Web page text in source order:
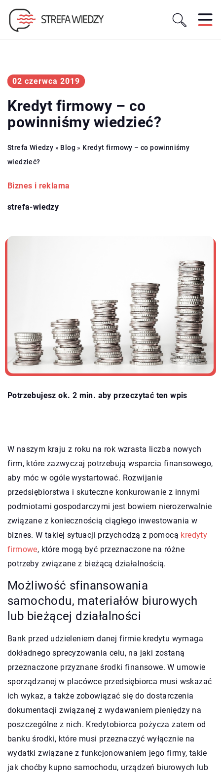
02 czerwca 2019
Kredyt firmowy – co
powinniśmy wiedzieć?
Strefa Wiedzy » Blog » Kredyt firmowy – co powinniśmy
wiedzieć?
Biznes i reklama
strefa-wiedzy
Potrzebujesz ok. 2 min. aby przeczytać ten wpis
W naszym kraju z roku na rok wzrasta liczba nowych
firm, które zazwyczaj potrzebują wsparcia finansowego,
aby móc w ogóle wystartować. Rozwijanie
przedsiębiorstwa i skuteczne konkurowanie z innymi
podmiotami gospodarczymi jest bowiem nierozerwalnie
związane z koniecznością ciągłego inwestowania w
biznes. W takiej sytuacji przychodzą z pomocą kredyty
firmowe, które mogą być przeznaczone na różne
potrzeby związane z bieżącą działalnością.
Możliwość sfinansowania
samochodu, materiałów biurowych
lub bieżącej działalności
Bank przed udzieleniem danej firmie kredytu wymaga
dokładnego sprecyzowania celu, na jaki zostaną
przeznaczone przyznane środki finansowe. W umowie
sporządzanej w placówce przedsiębiorca musi wskazać
ich wykaz, a także zobowiązać się do dostarczenia
dokumentacji związanej z wydawaniem pieniędzy na
poszczególne z nich. Kredytobiorca pożycza zatem od
banku środki, które musi przeznaczyć wyłącznie na
wydatki związane z funkcjonowaniem jego firmy, takie
jak choćby kupno samochodu, urządzeń biurowych lub